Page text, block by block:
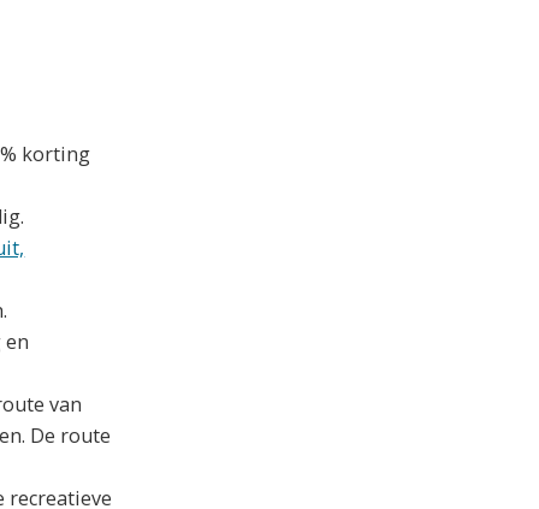
korting
en
van
De route
recreatieve